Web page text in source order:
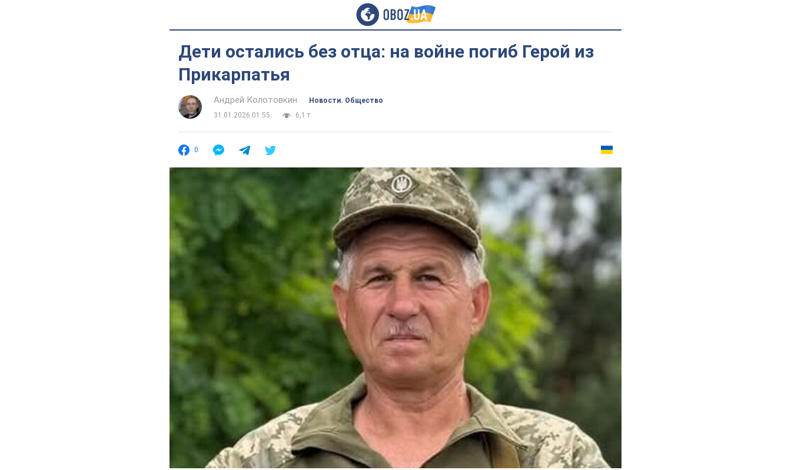
Дети остались без отца: на войне погиб Герой из
Прикарпатья
Андрей Колотовкин
Новости. Общество
31.01.2026 01:55
6,1 т.
0